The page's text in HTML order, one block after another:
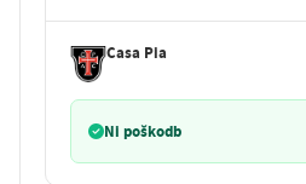
Casa Pia
Ni poškodb